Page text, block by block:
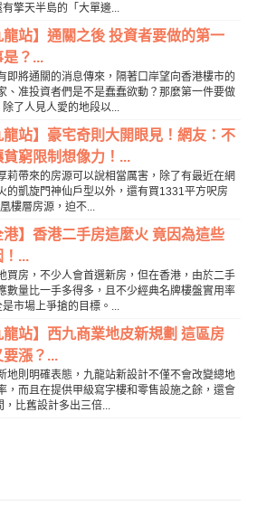
擎天半島的「大單邊...
龍站】通關之後 投資者要做的第一
是？...
即將通關的消息傳來，隔著口岸望向香港樓市的
、准投資者們是不是蠢蠢欲動？那麼第一件要做
了人見人愛的地段以...
龍站】豪宅奇則大開眼見！網友：不
貧窮限制想像力！...
莉帶來的房源可以說相當厲害，除了有最近在網
的凱旋門神仙戶型以外，還有買1331平方呎房
樓層房源，迫不...
港】香港二手房這麼火 竟因為這些
！...
買房，不少人會首選新房，但在香港，由於二手
數量比一手多得多，且不少經典名牌樓盤實用率
市場上爭搶的目標。...
龍站】西九商業地皮新規劃 這區房
要漲？...
地則明確表態，九龍站新設計不僅不會改變總地
，而且在提供甲級寫字樓和零售設施之餘，還會
比舊設計多出三倍...